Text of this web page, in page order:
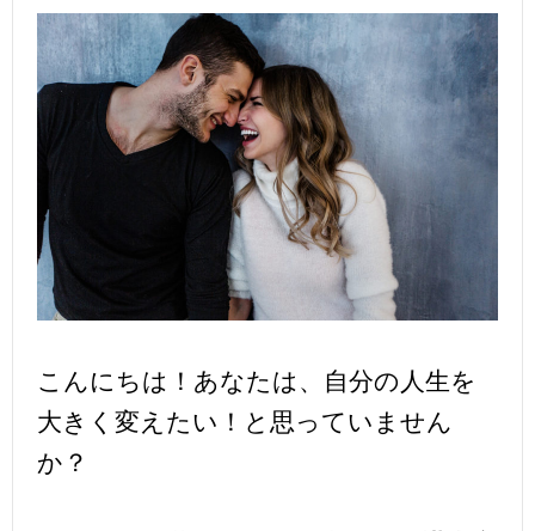
こんにちは！あなたは、自分の人生を
大きく変えたい！と思っていません
か？